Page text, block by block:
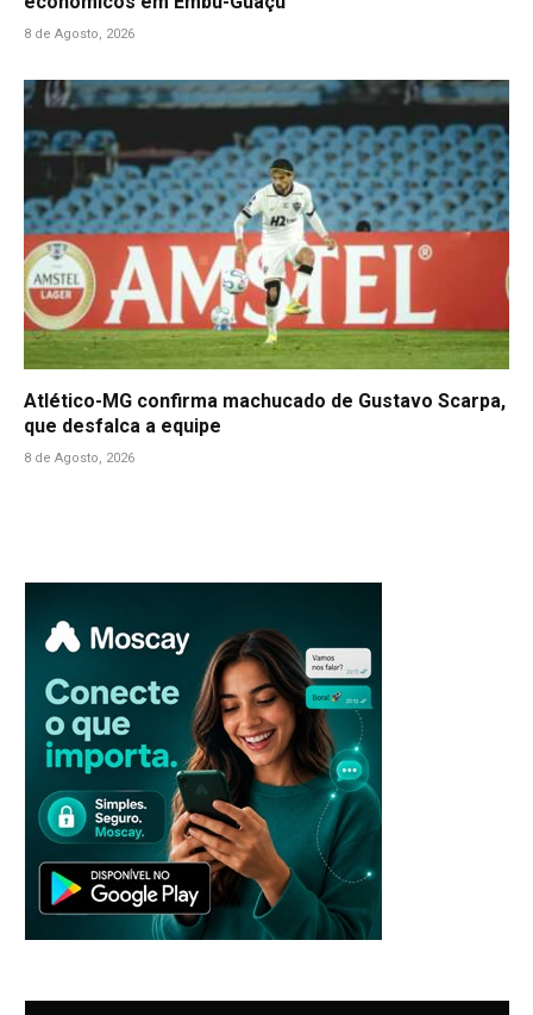
8 de Agosto, 2026
Atlético-MG confirma machucado de Gustavo Scarpa,
que desfalca a equipe
8 de Agosto, 2026